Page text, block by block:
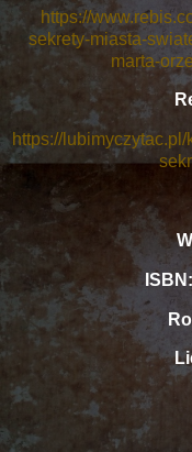
https://
sekrety-miasta-
marta-
https://